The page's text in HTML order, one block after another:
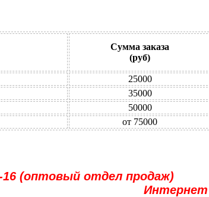
Сумма заказа
(руб)
25000
35000
50000
от 75000
16 (оптовый отдел продаж)